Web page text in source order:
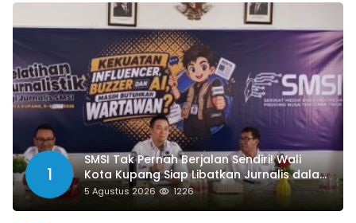
1
SMSI Tak Pernah Berjalan Sendiri! Wali
Kota Kupang Siap Libatkan Jurnalis dalam
Publikasi Program Pemkot
5 Agustus 2026 1226